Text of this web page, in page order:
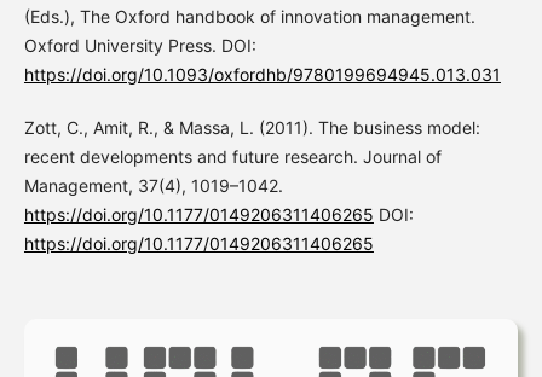
(Eds.), The Oxford handbook of innovation management.
Oxford University Press. DOI:
https://doi.org/10.1093/oxfordhb/9780199694945.013.031
Zott, C., Amit, R., & Massa, L. (2011). The business model:
recent developments and future research. Journal of
Management, 37(4), 1019–1042.
https://doi.org/10.1177/0149206311406265 DOI:
https://doi.org/10.1177/0149206311406265